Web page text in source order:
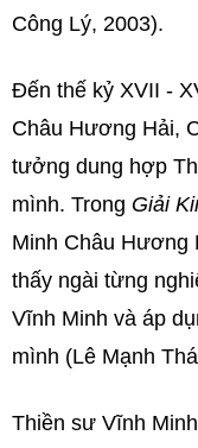
Công Lý, 2003).
Đến thế kỷ XVII -
Châu Hương Hải,
tưởng dung hợp
mình. Trong Giải
Minh Châu Hương
thấy ngài từng
Vĩnh Minh và áp
mình (Lê Mạnh
Thiền sư Vĩnh